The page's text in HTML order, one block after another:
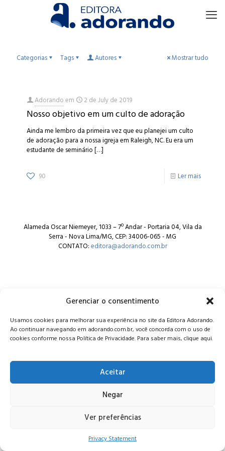
Gerenciar o consentimento
Usamos cookies para melhorar sua experiência no site da Editora Adorando.
Ao continuar navegando em adorando.com.br, você concorda com o uso de
cookies conforme nossa Política de Privacidade. Para saber mais, clique aqui.
Aceitar
Negar
Ver preferências
Privacy Statement
Categorias Tags Autores Mostrar tudo
Adorandoem 2 de July de 2019
Nosso objetivo em um culto de adoração
Ainda me lembro da primeira vez que eu planejei um culto
de adoração para a nossa igreja em Raleigh, NC. Eu era um
estudante de seminário[…]
90 Ler mais
Alameda Oscar Niemeyer, 1033 – 7º Andar - Portaria 04, Vila da
Serra - Nova Lima/MG, CEP: 34006-065 - MG
CONTATO:editora@adorando.com.br
© Editora Adorando 2026. Todos os direitos reservados.
Consulte nossapolítica de privacidade.